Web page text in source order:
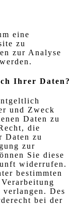
eine
zu
zur Analyse
Ihrer Daten?
und Zweck
Daten zu
die
Daten zu
zur
Sie diese
widerrufen.
bestimmten
verlangen. Des
bei der